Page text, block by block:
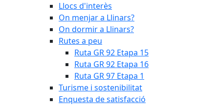
Llocs d'interès
On menjar a Llinars?
On dormir a Llinars?
Rutes a peu
Ruta GR 92 Etapa 15
Ruta GR 92 Etapa 16
Ruta GR 97 Etapa 1
Turisme i sostenibilitat
Enquesta de satisfacció